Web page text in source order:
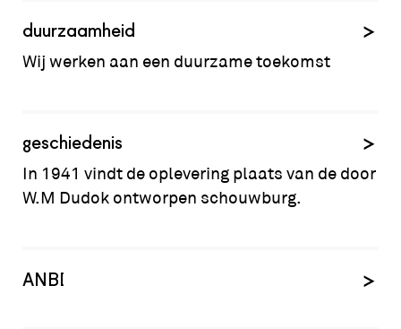
duurzaamheid
Wij werken aan een duurzame toekomst
geschiedenis
In 1941 vindt de oplevering plaats van de door
W.M Dudok ontworpen schouwburg.
ANBI